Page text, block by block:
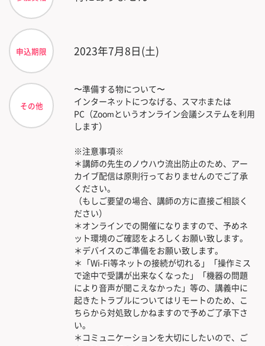
申込期限 2023年7月8日(土)
その他
〜準備する物について〜
インターネットにつなげる、スマホまたは
PC（Zoomというオンライン会議システムを利用
します）
※注意事項※
＊講師の先生のノウハウ流出防止のため、アー
カイブ配信は原則行っておりませんのでご了承
ください。
（もしご要望の場合、講師の方に直接ご相談く
ださい）
＊オンラインでの開催になりますので、予めネ
ット環境のご確認をよろしくお願い致します。
＊デバイスのご準備をお願い致します。
＊「Wi-Fi等ネットの接続が切れる」「操作ミス
で途中で受講が出来なくなった」「機器の問題
により音声が聞こえなかった」等の、講義中に
起きたトラブルについてはリモートのため、こ
ちらから対処致しかねますので予めご了承下さ
い。
＊コミュニケーションを大切にしたいので、ご